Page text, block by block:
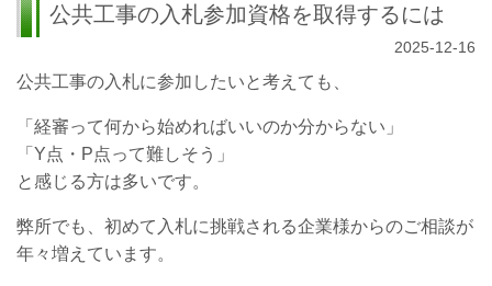
公共工事の入札参加資格を取得するには
2025-12-16
公共工事の入札に参加したいと考えても、
「経審って何から始めればいいのか分からない」
「Y点・P点って難しそう」
と感じる方は多いです。
弊所でも、初めて入札に挑戦される企業様からのご相談が
年々増えています。